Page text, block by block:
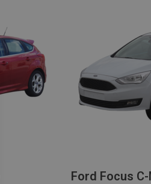
Ford Focus